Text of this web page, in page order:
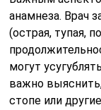
анамнеза. Врач
(острая, тупая,
могут
важно
стопе или